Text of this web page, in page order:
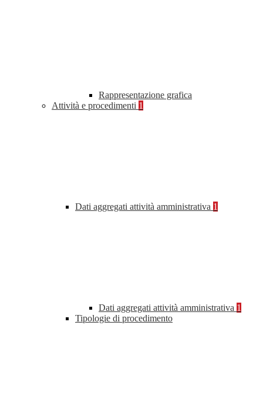
Rappresentazione grafica
Attività e procedimenti 1
Dati aggregati attività amministrativa 1
Dati aggregati attività amministrativa 1
Tipologie di procedimento